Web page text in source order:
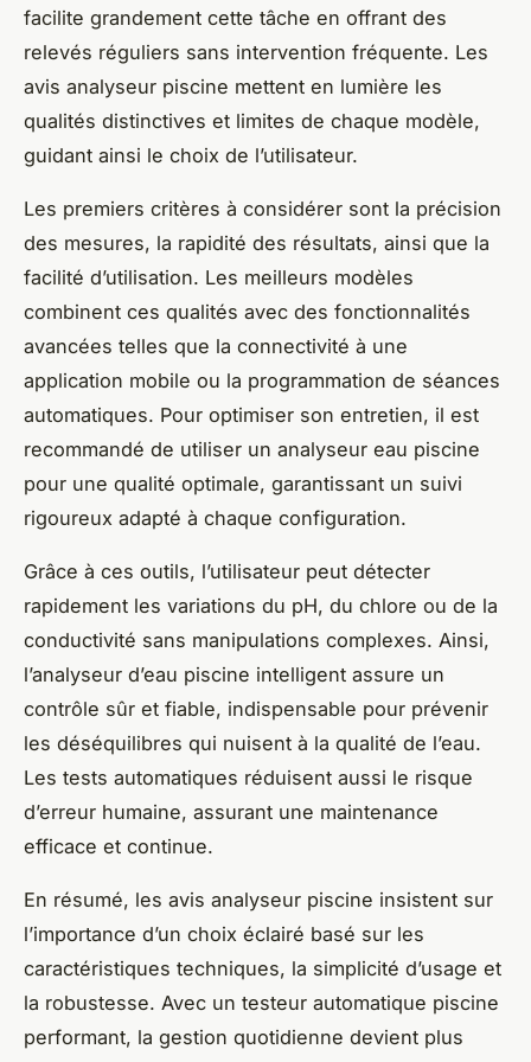
facilite grandement cette tâche en offrant des
relevés réguliers sans intervention fréquente. Les
avis analyseur piscine mettent en lumière les
qualités distinctives et limites de chaque modèle,
guidant ainsi le choix de l’utilisateur.
Les premiers critères à considérer sont la précision
des mesures, la rapidité des résultats, ainsi que la
facilité d’utilisation. Les meilleurs modèles
combinent ces qualités avec des fonctionnalités
avancées telles que la connectivité à une
application mobile ou la programmation de séances
automatiques. Pour optimiser son entretien, il est
recommandé de utiliser un analyseur eau piscine
pour une qualité optimale, garantissant un suivi
rigoureux adapté à chaque configuration.
Grâce à ces outils, l’utilisateur peut détecter
rapidement les variations du pH, du chlore ou de la
conductivité sans manipulations complexes. Ainsi,
l’analyseur d’eau piscine intelligent assure un
contrôle sûr et fiable, indispensable pour prévenir
les déséquilibres qui nuisent à la qualité de l’eau.
Les tests automatiques réduisent aussi le risque
d’erreur humaine, assurant une maintenance
efficace et continue.
En résumé, les avis analyseur piscine insistent sur
l’importance d’un choix éclairé basé sur les
caractéristiques techniques, la simplicité d’usage et
la robustesse. Avec un testeur automatique piscine
performant, la gestion quotidienne devient plus